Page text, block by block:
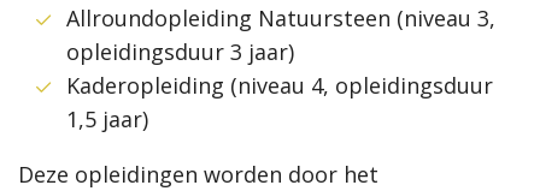
Allroundopleiding Natuursteen (niveau 3,
opleidingsduur 3 jaar)
Kaderopleiding (niveau 4, opleidingsduur
1,5 jaar)
Deze opleidingen worden door het